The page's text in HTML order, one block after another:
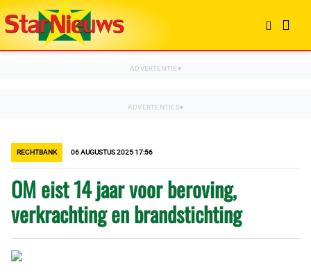
RECHTBANK 06 AUGUSTUS 2025 17:56
OM eist 14 jaar voor beroving,
verkrachting en brandstichting